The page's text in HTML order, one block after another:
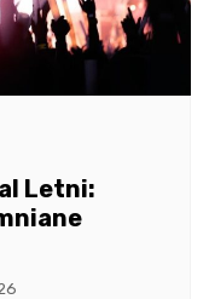
Letni: